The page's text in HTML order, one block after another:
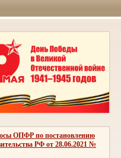
ОПФР по постановлению
РФ от 28.06.2021 №